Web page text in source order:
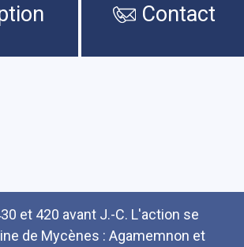
Contact
et 420 avant J.-C. L'action se
de Mycènes : Agamemnon et